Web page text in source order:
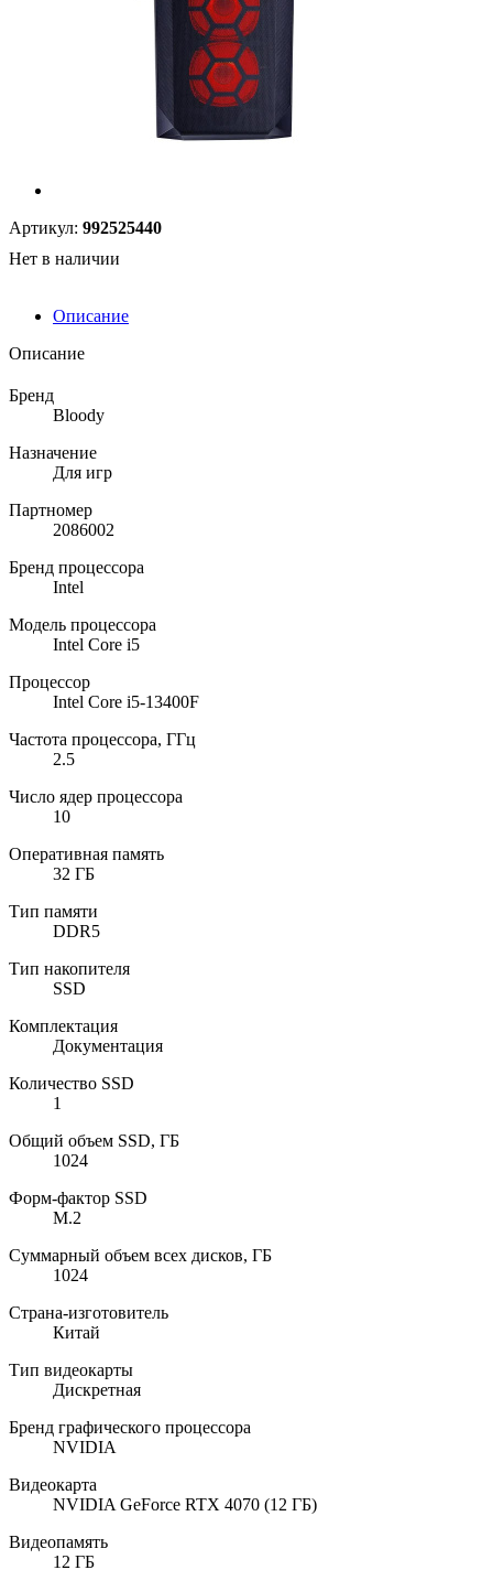
Артикул: 992525440
Нет в наличии
Описание
Описание
Бренд
Bloody
Назначение
Для игр
Партномер
2086002
Бренд процессора
Intel
Модель процессора
Intel Core i5
Процессор
Intel Core i5-13400F
Частота процессора, ГГц
2.5
Число ядер процессора
10
Оперативная память
32 ГБ
Тип памяти
DDR5
Тип накопителя
SSD
Комплектация
Документация
Количество SSD
1
Общий объем SSD, ГБ
1024
Форм-фактор SSD
M.2
Суммарный объем всех дисков, ГБ
1024
Страна-изготовитель
Китай
Тип видеокарты
Дискретная
Бренд графического процессора
NVIDIA
Видеокарта
NVIDIA GeForce RTX 4070 (12 ГБ)
Видеопамять
12 ГБ